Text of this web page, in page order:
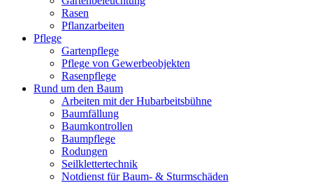
Rasen
Pflanzarbeiten
Pflege
Gartenpflege
Pflege von Gewerbeobjekten
Rasenpflege
Rund um den Baum
Arbeiten mit der Hubarbeitsbühne
Baumfällung
Baumkontrollen
Baumpflege
Rodungen
Seilklettertechnik
Notdienst für Baum- & Sturmschäden